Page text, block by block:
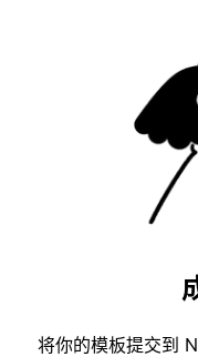
将你的模板提交到